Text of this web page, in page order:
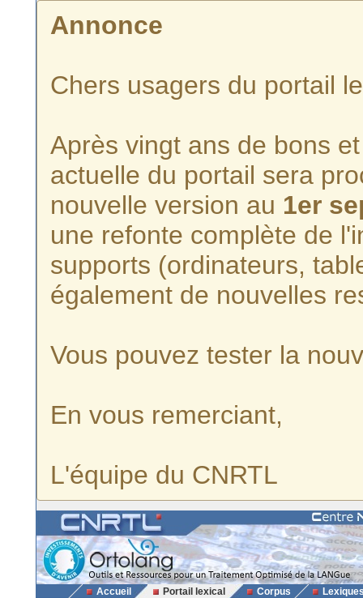
Annonce
Chers usagers du portail
Après vingt ans de bons
actuelle du portail sera
nouvelle version au 1er
une refonte complète de
supports (ordinateurs,
également de nouvelles
Vous pouvez tester la
En vous remerciant,
L'équipe du CNRTL
Accueil Portail lexical Corpus